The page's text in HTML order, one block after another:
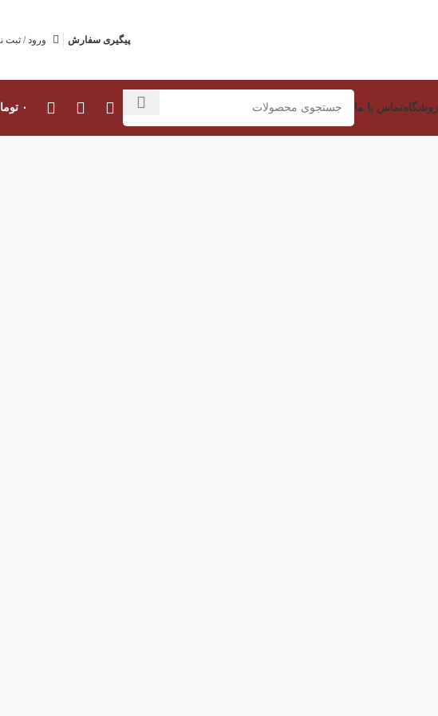
پیگیری سفارش ورود / ثبت
تماس با ما ۰